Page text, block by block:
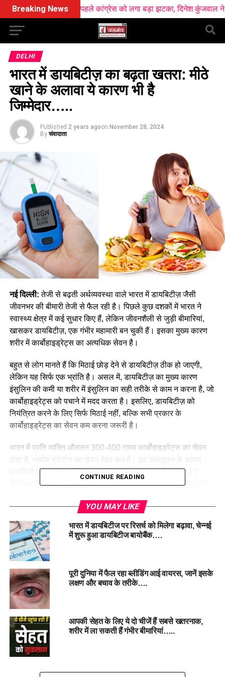
Breaking News
से ठीक पहले कांग्रेस को लगा बड़ा झटका, दिनेश कुंजवाल ने छोड़ा हाथ का
DELHI
भारत में डायबिटीज़ का बढ़ता खतरा: मीठे
खाने के अलावा ये कारण भी है
जिम्मेदार…..
Published 2 years agoon November 28, 2024
By संवादाता
नई दिल्ली: तेजी से बढ़ती अर्थव्यवस्था वाले भारत में डायबिटीज़ जैसी
जीवनभर की बीमारी तेजी से फैल रही है। पिछले कुछ दशकों में भारत ने
स्वास्थ्य क्षेत्र में कई सुधार किए हैं, लेकिन जीवनशैली से जुड़ी बीमारियां,
खासकर डायबिटीज़, एक गंभीर महामारी बन चुकी हैं। इसका मुख्य कारण
शरीर में कार्बोहाइड्रेट्स का अत्यधिक सेवन है।
बहुत से लोग मानते हैं कि मिठाई छोड़ देने से डायबिटीज़ ठीक हो जाएगी,
लेकिन यह सिर्फ एक भ्रांति है। असल में, डायबिटीज़ का मुख्य कारण
इंसुलिन की कमी या शरीर में इंसुलिन का सही तरीके से काम न करना है, जो
कार्बोहाइड्रेट्स को पचाने में मदद करता है। इसलिए, डायबिटीज़ को
नियंत्रित करने के लिए सिर्फ मिठाई नहीं, बल्कि सभी प्रकार के
कार्बोहाइड्रेट्स का सेवन कम करना जरूरी है।
भारत में प्रति व्यक्ति औसतन 300-400 ग्राम कार्बोहाइड्रेट्स का सेवन
डायबिटीज़ के मामले तेजी से बढ़ रहे हैं। 2022 में भारत में लगभग 77
मिलियन लोग डायबिटीज़ से प्रभावित थे, और यह संख्या लगातार बढ़ रही
मामलों में दूसरे स्थान पर है, जहां चीन के बाद सबसे अधिक मरीज हैं।
#DiabetesInIndia #Type2Diabetes #Carbohydrates
#HealthAwareness #IndianDiet #LifestyleDiseases
#ProteinDeficiency #HealthCrisis
#DiabetesPrevention #SugarControl
CONTINUE READING
YOU MAY LIKE
भारत में डायबिटीज पर रिसर्च को मिलेगा बढ़ावा, चेन्नई
में शुरू हुआ डायबिटीज बायोबैंक….
पूरी दुनिया में फैल रहा ब्लीडिंग आई वायरस, जानें इसके
लक्षण और बचाव के तरीके….
आपकी सेहत के लिए ये दो चीजें हैं सबसे खतरनाक,
शरीर में ला सकती हैं गंभीर बीमारियां…..